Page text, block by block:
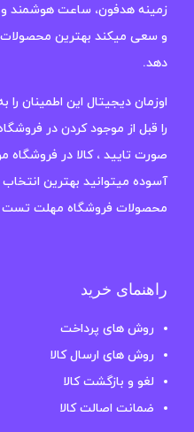
زمینه هدفون، ساعت هوشمند و
و سعی میکند بهترین محصولات
دهد.
اوزمان دیجیتال این اطمینان
را قبل از موجود کردن در
صورت تایید ، کالا در
آسوده میتوانید بهترین انتخاب
محصولات فروشگاه مهلت تست
راهنمای خرید
روش های پرداخت
روش های ارسال کالا
لغو و بازگشت کالا
ضمانت اصالت کالا